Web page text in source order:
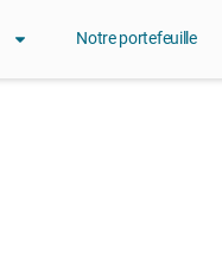
Notre portefeuille